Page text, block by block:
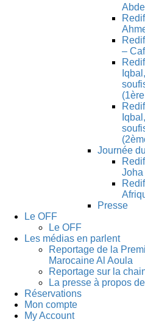
–
Journée
Joha
Presse
Le OFF
Le OFF
Les médias en parlent
Reportage de la
Marocaine Al Aoula
Reportage sur la
La presse à propos
Réservations
Mon compte
My Account